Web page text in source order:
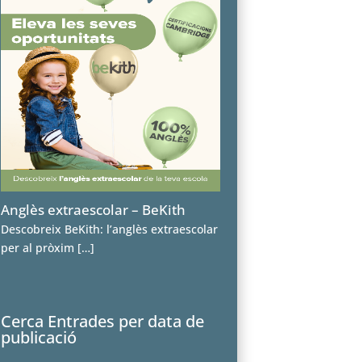
Anglès extraescolar – BeKith
Descobreix BeKith: l’anglès extraescolar
per al pròxim […]
Cerca Entrades per data de
publicació